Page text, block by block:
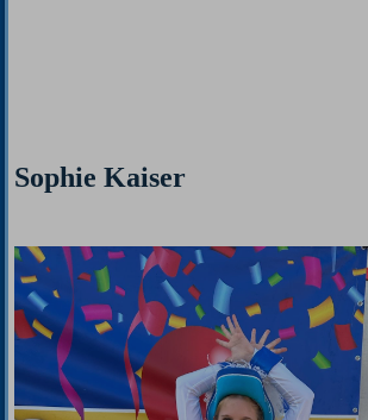
Sophie Kaiser